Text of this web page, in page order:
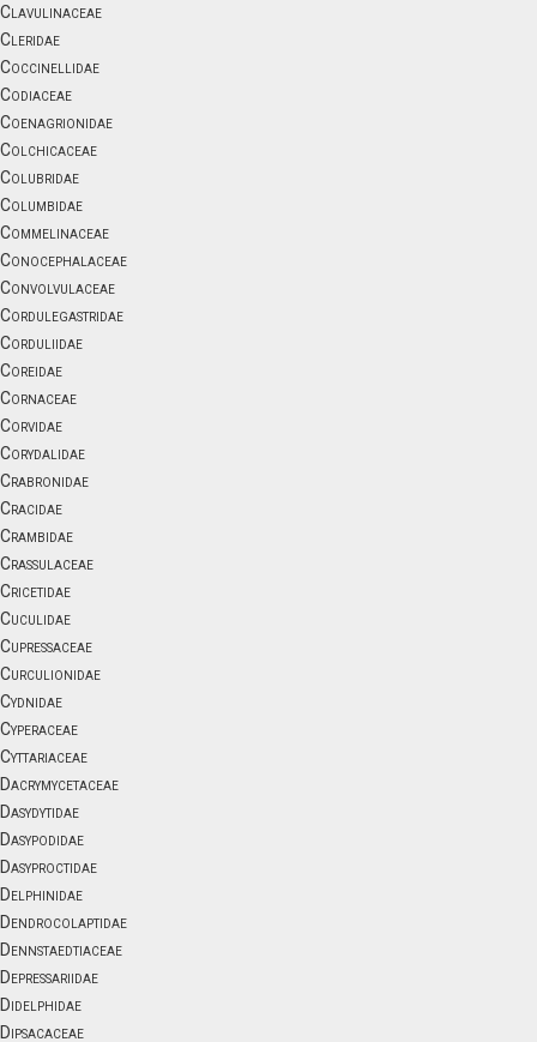
Clavulinaceae
Cleridae
Coccinellidae
Codiaceae
Coenagrionidae
Colchicaceae
Colubridae
Columbidae
Commelinaceae
Conocephalaceae
Convolvulaceae
Cordulegastridae
Corduliidae
Coreidae
Cornaceae
Corvidae
Corydalidae
Crabronidae
Cracidae
Crambidae
Crassulaceae
Cricetidae
Cuculidae
Cupressaceae
Curculionidae
Cydnidae
Cyperaceae
Cyttariaceae
Dacrymycetaceae
Dasydytidae
Dasypodidae
Dasyproctidae
Delphinidae
Dendrocolaptidae
Dennstaedtiaceae
Depressariidae
Didelphidae
Dipsacaceae